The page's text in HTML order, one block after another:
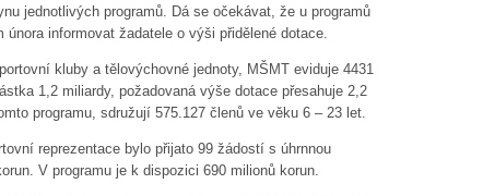
jednotlivých programů. Dá se očekávat, že u programů
informovat žadatele o výši přidělené dotace.
kluby a tělovýchovné jednoty, MŠMT eviduje 4431
1,2 miliardy, požadovaná výše dotace přesahuje 2,2
programu, sdružují 575.127 členů ve věku 6 – 23 let.
reprezentace bylo přijato 99 žádostí s úhrnnou
V programu je k dispozici 690 milionů korun.